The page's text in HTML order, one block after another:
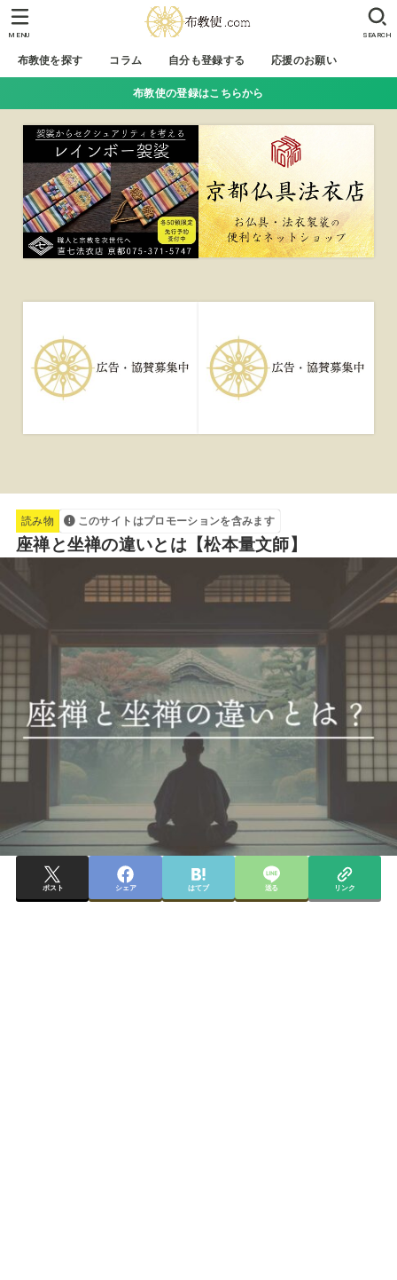
布教使を探す コラム 自分も登録する 応援のお願い
SEARCH
MENU
布教使の登録はこちらから
読み物 このサイトはプロモーションを含みます
座禅と坐禅の違いとは【松本量文師】
ポスト シェア はてブ 送る リンク